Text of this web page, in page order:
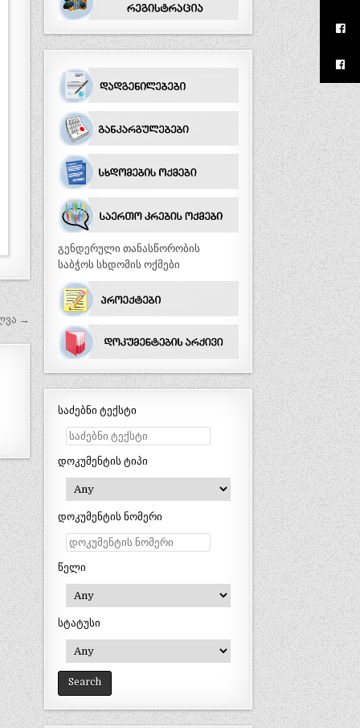
→
გენდერული თანასწორობის
საბჭოს სხდომის ოქმები
საძებნი ტექსტი
დოკუმენტის ტიპი
დოკუმენტის ნომერი
წელი
სტატუსი